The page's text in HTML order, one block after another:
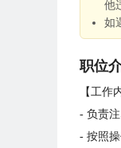
他
如
职位
【工作
- 负责
- 按照